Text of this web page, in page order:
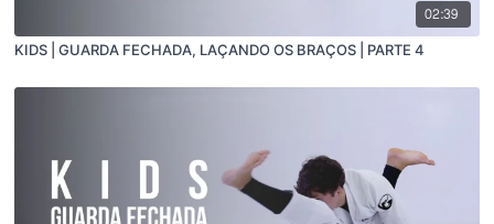
02:39
KIDS | GUARDA FECHADA, LAÇANDO OS BRAÇOS | PARTE 4